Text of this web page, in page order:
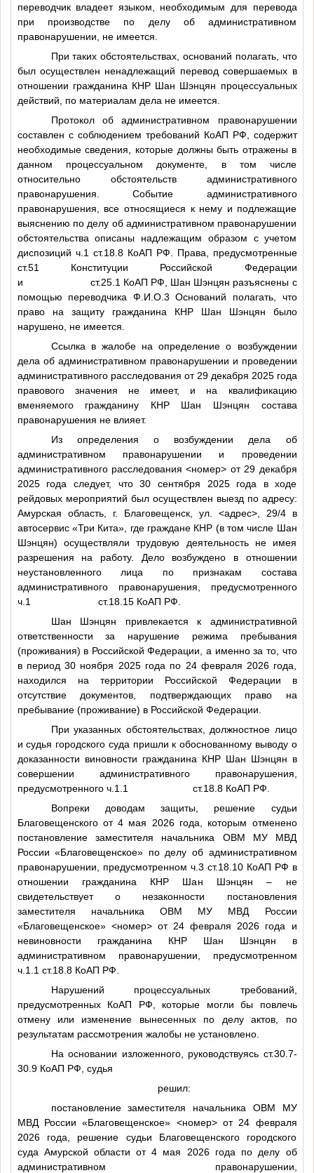
переводчик владеет языком, необходимым для перевода
при производстве по делу об административном
правонарушении, не имеется.
При таких обстоятельствах, оснований полагать, что
был осуществлен ненадлежащий перевод совершаемых в
отношении гражданина КНР Шан Шэнцян процессуальных
действий, по материалам дела не имеется.
Протокол об административном правонарушении
составлен с соблюдением требований КоАП РФ, содержит
необходимые сведения, которые должны быть отражены в
данном процессуальном документе, в том числе
относительно обстоятельств административного
правонарушения. Событие административного
правонарушения, все относящиеся к нему и подлежащие
выяснению по делу об административном правонарушении
обстоятельства описаны надлежащим образом с учетом
диспозиций ч.1 ст.18.8 КоАП РФ. Права, предусмотренные
ст.51 Конституции Российской Федерации
и ст.25.1 КоАП РФ, Шан Шэнцян разъяснены с
помощью переводчика Ф.И.О.3 Оснований полагать, что
право на защиту гражданина КНР Шан Шэнцян было
нарушено, не имеется.
Ссылка в жалобе на определение о возбуждении
дела об административном правонарушении и проведении
административного расследования от 29 декабря 2025 года
правового значения не имеет, и на квалификацию
вменяемого гражданину КНР Шан Шэнцян состава
правонарушения не влияет.
Из определения о возбуждении дела об
административном правонарушении и проведении
административного расследования<номер> от 29 декабря
2025 года следует, что 30 сентября 2025 года в ходе
рейдовых мероприятий был осуществлен выезд по адресу:
Амурская область, г. Благовещенск, ул.
<адрес>, 29/4 в
автосервис «Три Кита», где граждане КНР (в том числе Шан
Шэнцян) осуществляли трудовую деятельность не имея
разрешения на работу. Дело возбуждено в отношении
неустановленного лица по признакам состава
административного правонарушения, предусмотренного
ч.1 ст.18.15 КоАП РФ.
Шан Шэнцян привлекается к административной
ответственности за нарушение режима пребывания
(проживания) в Российской Федерации, а именно за то, что
в период 30 ноября 2025 года по 24 февраля 2026 года,
находился на территории Российской Федерации в
отсутствие документов, подтверждающих право на
пребывание (проживание) в Российской Федерации.
При указанных обстоятельствах, должностное лицо
и судья городского суда пришли к обоснованному выводу о
доказанности виновности гражданина КНР Шан Шэнцян в
совершении административного правонарушения,
предусмотренного ч.1.1 ст.18.8 КоАП РФ.
Вопреки доводам защиты, решение судьи
Благовещенского от 4 мая 2026 года, которым отменено
постановление заместителя начальника ОВМ МУ МВД
России «Благовещенское» по делу об административном
правонарушении, предусмотренном ч.3 ст.18.10 КоАП РФ в
отношении гражданина КНР Шан Шэнцян – не
свидетельствует о незаконности постановления
заместителя начальника ОВМ МУ МВД России
«Благовещенское» <номер>от 24 февраля 2026 года и
невиновности гражданина КНР Шан Шэнцян в
административном правонарушении, предусмотренном
ч.1.1 ст.18.8 КоАП РФ.
Нарушений процессуальных требований,
предусмотренных КоАП РФ, которые могли бы повлечь
отмену или изменение вынесенных по делу актов, по
результатам рассмотрения жалобы не установлено.
На основании изложенного, руководствуясь ст.30.7-
30.9 КоАП РФ, судья
решил:
постановление заместителя начальника ОВМ МУ
МВД России «Благовещенское» <номер>от 24 февраля
2026 года, решение судьи Благовещенского городского
суда Амурской области от 4 мая 2026 года по делу об
административном правонарушении,